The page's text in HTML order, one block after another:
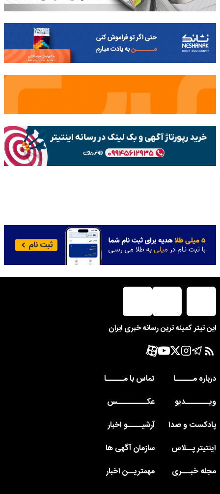
این تیتر کمینه ترین رسانه خبری ایران
درباره مــــــا
تماس با مــــــا
ویــــــــدیو
عکــــــــــس
پادکست و صدا
آرشیـــــو اخبار
اینتیتر پــلاس
سازمان آگهی ها
مجله خبـــری
مهمتریــن اخبار